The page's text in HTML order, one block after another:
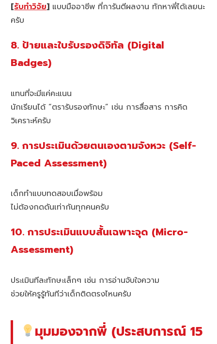
[รับทำวิจัย] แบบมืออาชีพ ที่การันตีผลงาน ทักหาพี่ได้เลยนะ
ครับ
8. ป้ายและใบรับรองดิจิทัล (Digital
Badges)
แทนที่จะมีแค่คะแนน
นักเรียนได้ “ตรารับรองทักษะ” เช่น การสื่อสาร การคิด
วิเคราะห์ครับ
9. การประเมินด้วยตนเองตามจังหวะ (Self-
Paced Assessment)
เด็กทำแบบทดสอบเมื่อพร้อม
ไม่ต้องกดดันเท่ากันทุกคนครับ
10. การประเมินแบบสั้นเฉพาะจุด (Micro-
Assessment)
ประเมินทีละทักษะเล็กๆ เช่น การอ่านจับใจความ
ช่วยให้ครูรู้ทันทีว่าเด็กติดตรงไหนครับ
มุมมองจากพี่ (ประสบการณ์ 15